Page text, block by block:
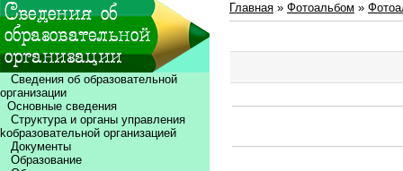
Сведения об образовательной
организации
Основные сведения
Структура и органы управления
kобразовательной организацией
Документы
Образование
Главная » Фотоальбом »